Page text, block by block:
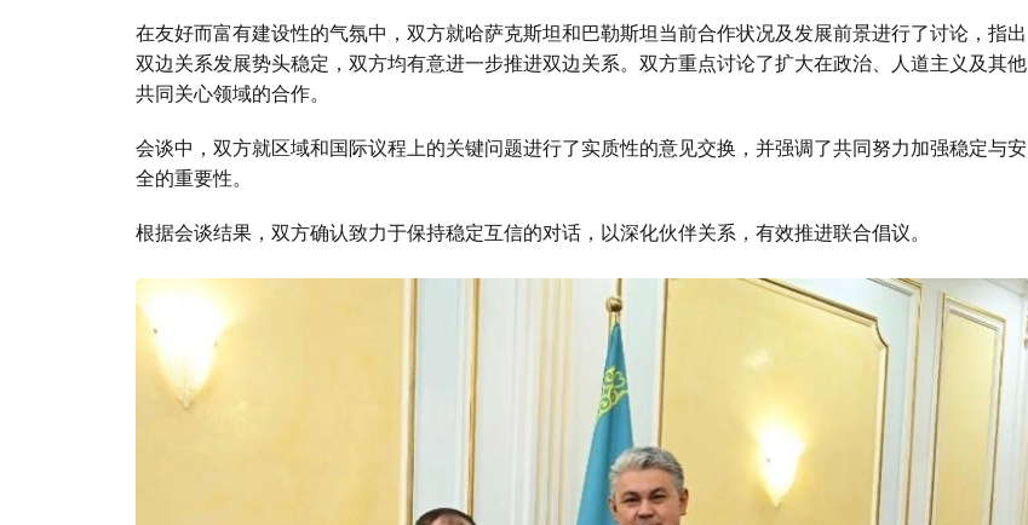
在友好而富有建设性的气氛中，双方就哈萨克斯坦和巴勒斯坦当前合作状况及发展前景进行了讨论，指出
双边关系发展势头稳定，双方均有意进一步推进双边关系。双方重点讨论了扩大在政治、人道主义及其他
共同关心领域的合作。
会谈中，双方就区域和国际议程上的关键问题进行了实质性的意见交换，并强调了共同努力加强稳定与安
全的重要性。
根据会谈结果，双方确认致力于保持稳定互信的对话，以深化伙伴关系，有效推进联合倡议。